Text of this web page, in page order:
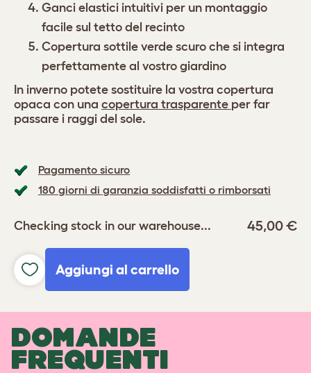
Pagamento sicuro
180 giorni di garanzia soddisfatti o rimborsati
Checking stock in our warehouse... 45,00 €
Aggiungi al carrello
Ganci elastici intuitivi per un montaggio
facile sul tetto del recinto
Copertura sottile verde scuro che si integra
perfettamente al vostro giardino
In inverno potete sostituire la vostra copertura
opaca con una copertura trasparente per far
passare i raggi del sole.
DOMANDE
FREQUENTI